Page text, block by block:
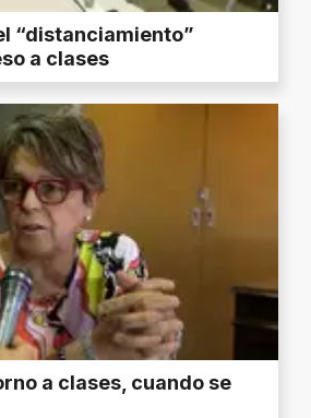
“distanciamiento”
a clases
a clases, cuando se